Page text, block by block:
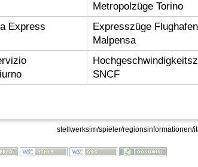
Metropolzüge Torino
Express
Expresszüge
Malpensa
SNCF
stellwerksim/spieler/regionsinformationen/